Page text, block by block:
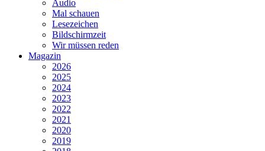
Audio
Mal schauen
Lesezeichen
Bildschirmzeit
Wir müssen reden
Magazin
2026
2025
2024
2023
2022
2021
2020
2019